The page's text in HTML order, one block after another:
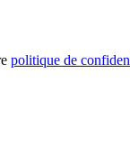
politique de